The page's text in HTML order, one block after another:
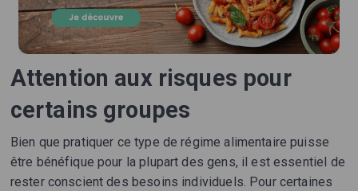
Attention aux risques pour
certains groupes
Bien que pratiquer ce type de régime alimentaire puisse
être bénéfique pour la plupart des gens, il est essentiel de
rester conscient des besoins individuels. Pour certaines